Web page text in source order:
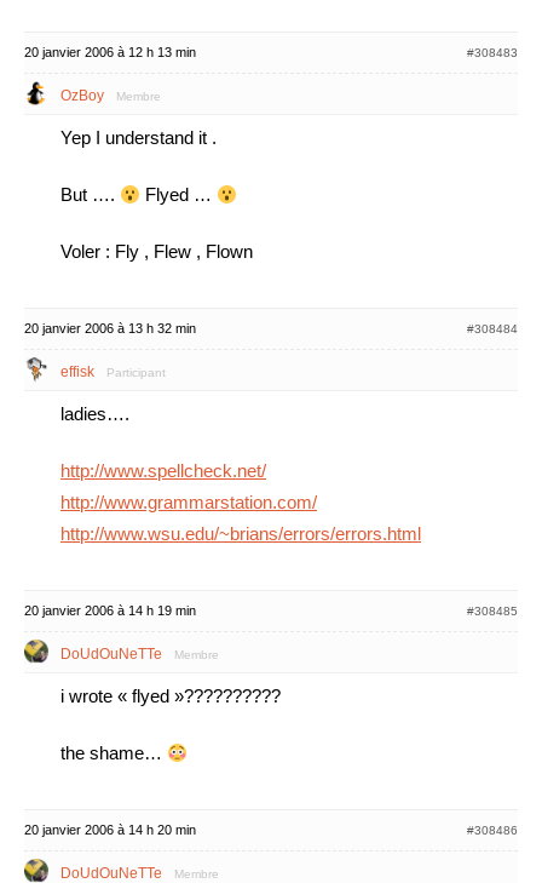
20 janvier 2006 à 12 h 13 min #308483
OzBoy Membre
Yep I understand it .
But …. Flyed …
Voler : Fly , Flew , Flown
20 janvier 2006 à 13 h 32 min #308484
effisk Participant
ladies….
http://www.spellcheck.net/
http://www.grammarstation.com/
http://www.wsu.edu/~brians/errors/errors.html
20 janvier 2006 à 14 h 19 min #308485
DoUdOuNeTTe Membre
i wrote « flyed »??????????
the shame…
20 janvier 2006 à 14 h 20 min #308486
DoUdOuNeTTe Membre